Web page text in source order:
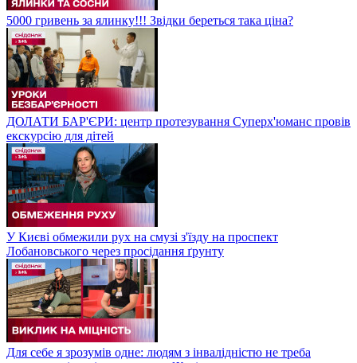
5000 гривень за ялинку!!! Звідки береться така ціна?
ДОЛАТИ БАР'ЄРИ: центр протезування Суперх'юманс провів
екскурсію для дітей
У Києві обмежили рух на смузі з'їзду на проспект
Лобановського через просідання ґрунту
Для себе я зрозумів одне: людям з інвалідністю не треба